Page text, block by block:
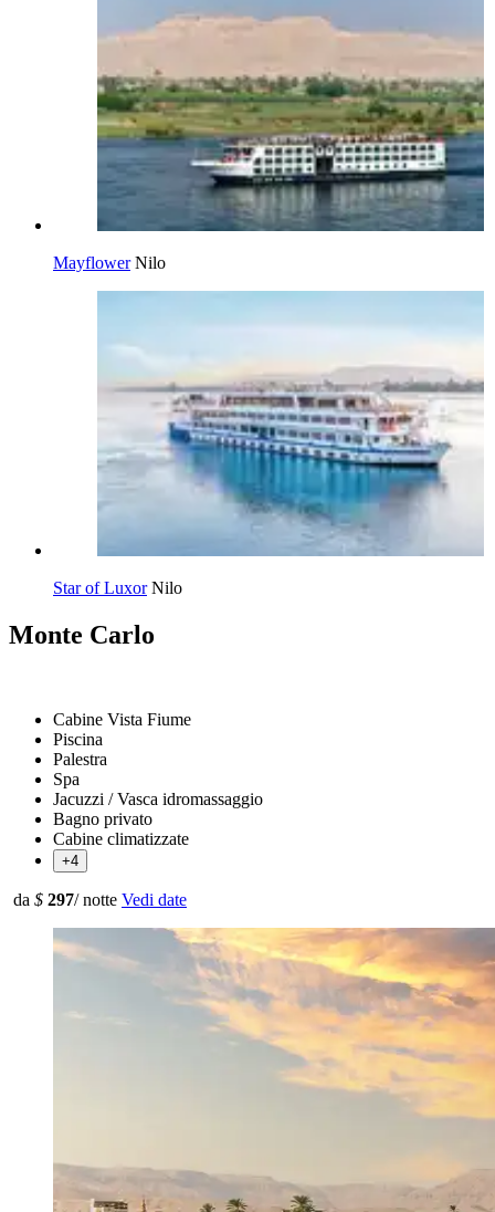
Mayflower Nilo
Star of Luxor Nilo
Monte Carlo
Cabine Vista Fiume
Piscina
Palestra
Spa
Jacuzzi / Vasca idromassaggio
Bagno privato
Cabine climatizzate
+4
da $ 297/ notte Vedi date